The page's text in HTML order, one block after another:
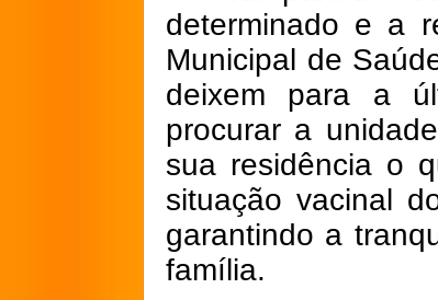
determinado e a
Municipal de
deixem para a
procurar a
sua residência o
situação vacinal
garantindo a
família.